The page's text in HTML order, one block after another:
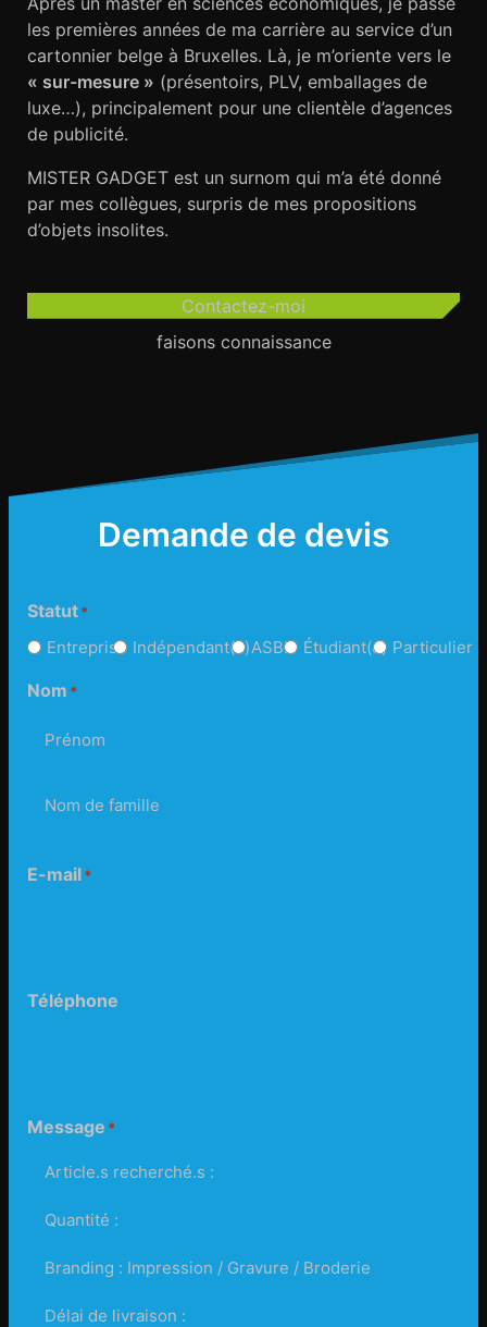
les premières années de ma carrière au service d’un
cartonnier belge à Bruxelles. Là, je m’oriente vers le
« sur-mesure » (présentoirs, PLV, emballages de
luxe…), principalement pour une clientèle d’agences
de publicité.
MISTER GADGET est un surnom qui m’a été donné
par mes collègues, surpris de mes propositions
d’objets insolites.
Contactez-moi
faisons connaissance
Demande de devis
Statut
Entreprise Indépendant(e)ASBL Étudiant(e) Particulier
Nom
E-mail
Téléphone
Message